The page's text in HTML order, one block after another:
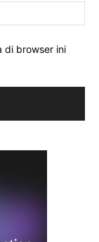
di browser ini